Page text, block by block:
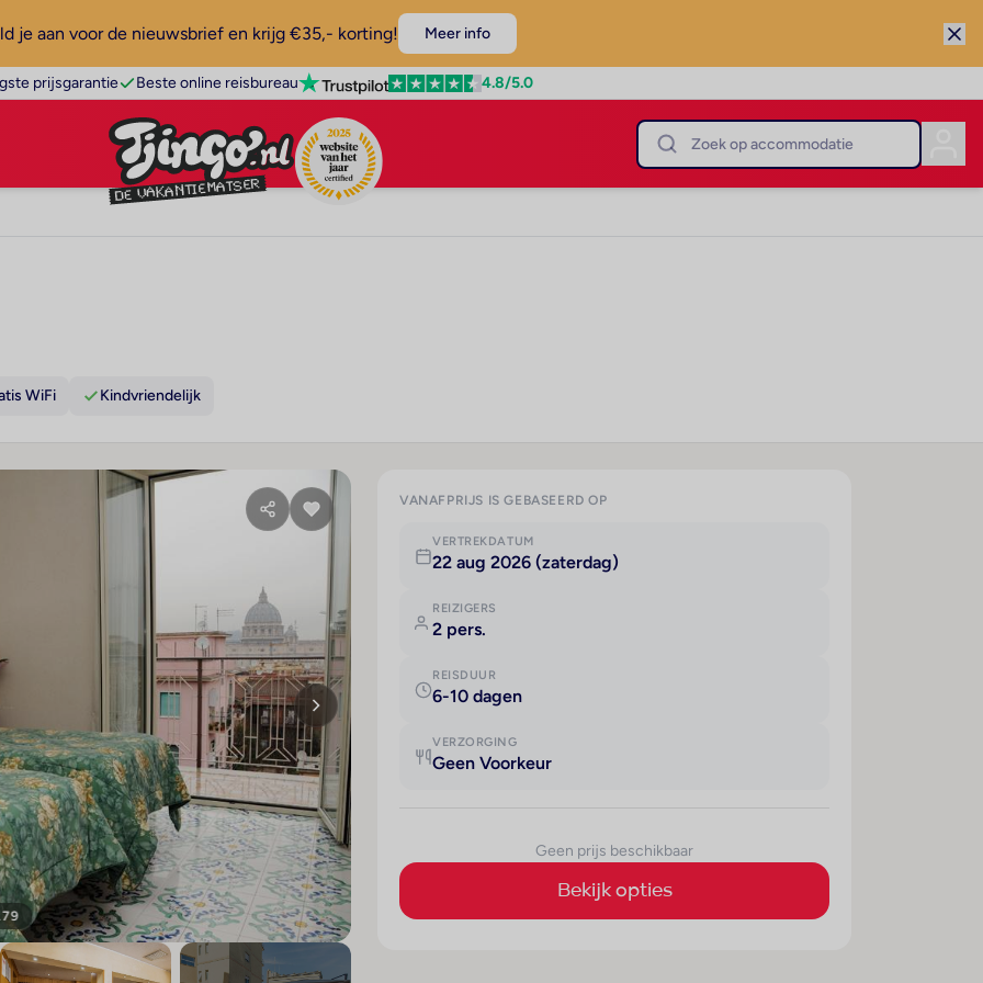
je aan voor de nieuwsbrief en krijg €35,- korting! Meer info
prijsgarantie Beste online reisbureau 4.8/5.0
WiFi Kindvriendelijk
VANAFPRIJS IS GEBASEERD OP
VERTREKDATUM
22 aug 2026 (zaterdag)
REIZIGERS
2 pers.
REISDUUR
6-10 dagen
VERZORGING
Geen Voorkeur
Geen prijs beschikbaar
Bekijk opties